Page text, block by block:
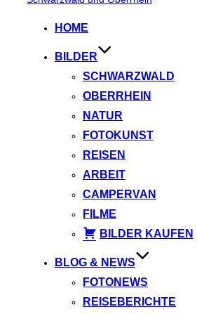
HOME
BILDER
SCHWARZWALD
OBERRHEIN
NATUR
FOTOKUNST
REISEN
ARBEIT
CAMPERVAN
FILME
BILDER KAUFEN
BLOG & NEWS
FOTONEWS
REISEBERICHTE